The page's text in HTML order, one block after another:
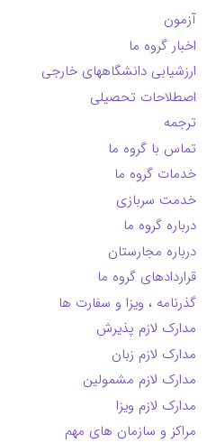
آزمون
اخبار گروه ما
ارزشیابی دانشگاههای خارجی
اصطلاحات تحصیلی
ترجمه
تماس با گروه ما
خدمات گروه ما
خدمت سربازی
درباره گروه ما
درباره مجارستان
قراردادهای گروه ما
گذرنامه ، ویزا و سفارت ها
مدارک لازم پذیرش
مدارک لازم زبان
مدارک لازم مشمولین
مدارک لازم ویزا
مراکز و سازمان های مهم